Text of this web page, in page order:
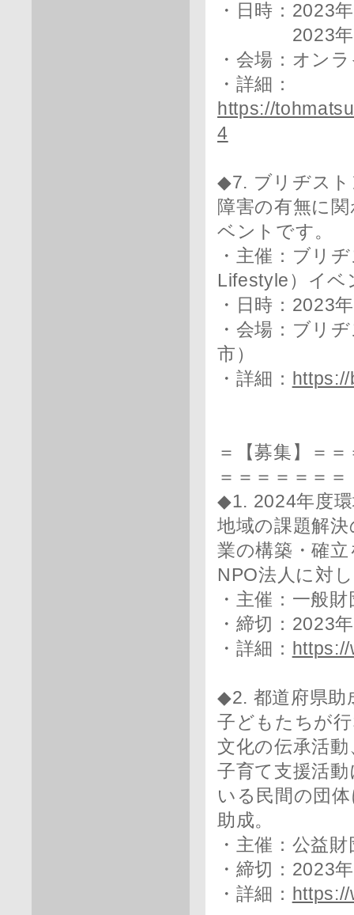
・日時：2023
2023年10
・会場：オン
・詳細：
https://
4
◆7. ブリヂス
障害の有無に
ベントです。
・主催：ブリ
Lifestyle）イベ
・日時：2023
・会場：ブリ
市）
・詳細：
＝【募集】＝
＝＝＝＝＝＝＝
◆1. 2024年度
地域の課題解
業の構築・確
NPO法人に対
・主催：一般
・締切：2023
・詳細：
◆2. 都道府県助
子どもたちが
文化の伝承活
子育て支援活
いる民間の団
助成。
・主催：公益
・締切：2023
・詳細：